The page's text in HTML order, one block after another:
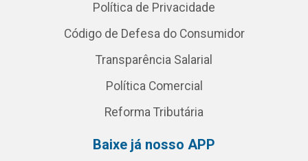
Política de Privacidade
Código de Defesa do Consumidor
Transparência Salarial
Política Comercial
Reforma Tributária
Baixe já nosso APP